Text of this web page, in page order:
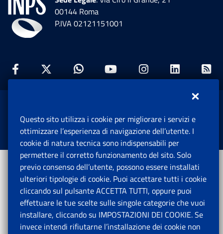
00144 Roma
P.IVA 02121151001
Facebook: Apre una nuova finestra
Twitter: Apre una nuova finestra
Whatsapp: Apre una nuova
Youtube: Apre una
Instagram:
Istituto Nazionale Previdenza Sociale.
Tutti i diritti riservati.
Questo sito utilizza i cookie per migliorare i servizi e
ottimizzare l’esperienza di navigazione dell’utente. I
cookie di natura tecnica sono indispensabili per
permettere il corretto funzionamento del sito. Solo
previo consenso dell’utente, possono essere installati
ulteriori tipologie di cookie. Puoi accettare tutti i cookie
cliccando sul pulsante ACCETTA TUTTI, oppure puoi
effettuare le tue scelte sulle singole categorie che vuoi
installare, cliccando su IMPOSTAZIONI DEI COOKIE. Se
invece intendi rifiutarne l’installazione dei cookie non